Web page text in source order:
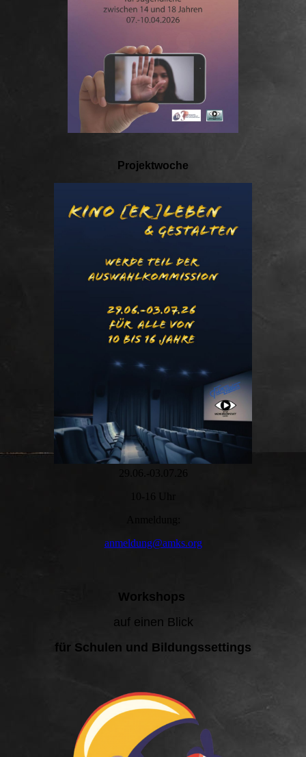
Projektwoche
anmeldung@amks.org
Workshops
auf einen Blick
für Schulen und Bildungssettings